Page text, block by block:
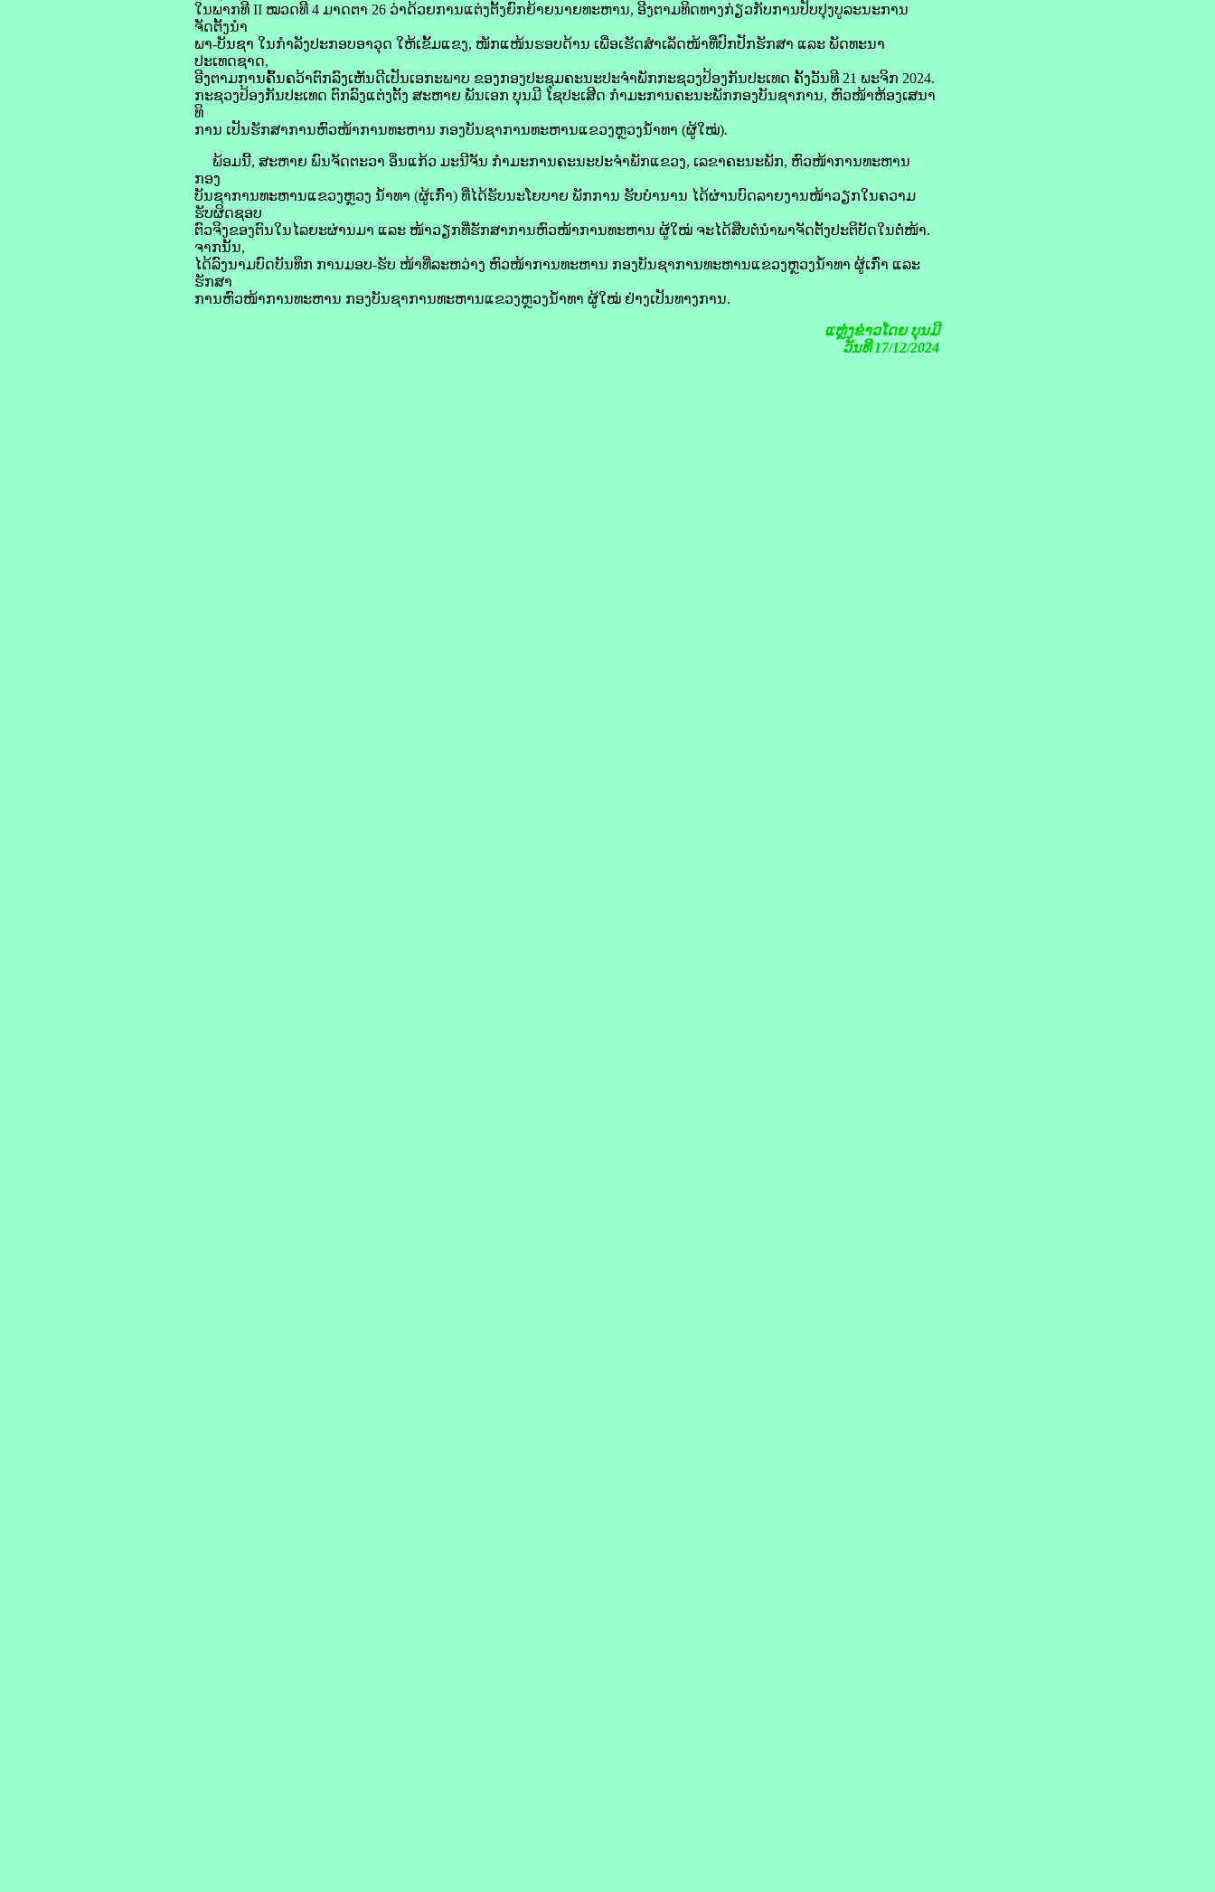
ໃນພາກທີ II ໝວດທີ 4 ມາດຕາ 26 ວ່າດ້ວຍການແຕ່ງຕັ້ງຍົກຍ້າຍນາຍທະຫານ, ອີງຕາມທິດທາງກ່ຽວກັບການປັບປຸງບູລະນະການ
ຈັດຕັ້ງນຳ
ພາ-ບັນຊາ ໃນກຳລັງປະກອບອາວຸດ ໃຫ້ເຂັ້ມແຂງ, ໜັກແໜ້ນຮອບດ້ານ ເພື່ອເຮັດສຳເລັດໜ້າທີ່ປົກປັກຮັກສາ ແລະ ພັດທະນາ
ປະເທດຊາດ,
ອີງຕາມການຄົ້ນຄວ້າຕົກລົງເຫັນດີເປັນເອກະພາບ ຂອງກອງປະຊຸມຄະນະປະຈຳພັກກະຊວງປ້ອງກັນປະເທດ ຄັ້ງວັນທີ 21 ພະຈິກ 2024.
ກະຊວງປ້ອງກັນປະເທດ ຕົກລົງແຕ່ງຕັ້ງ ສະຫາຍ ພັນເອກ ບຸນມີ ໄຊປະເສີດ ກຳມະການຄະນະພັກກອງບັນຊາການ, ຫົວໜ້າຫ້ອງເສນາ
ທິ
ການ ເປັນຮັກສາການຫົວໜ້າການທະຫານ ກອງບັນຊາການທະຫານແຂວງຫຼວງນໍ້າທາ (ຜູ້ໃໝ່).
ພ້ອມນີ້, ສະຫາຍ ພົນຈັດຕະວາ ອິ່ນແກ້ວ ມະນີຈັນ ກຳມະການຄະນະປະຈຳພັກແຂວງ, ເລຂາຄະນະພັກ, ຫົວໜ້າການທະຫານ
ກອງ
ບັນຊາການທະຫານແຂວງຫຼວງ ນໍ້າທາ (ຜູ້ເກົ່າ) ທີ່ໄດ້ຮັບນະໂຍບາຍ ພັກການ ຮັບບໍານານ ໄດ້ຜ່ານບົດລາຍງານໜ້າວຽກໃນຄວາມ
ຮັບຜິດຊອບ
ຕົວຈິງຂອງຕົນໃນໄລຍະຜ່ານມາ ແລະ ໜ້າວຽກທີ່ຮັກສາການຫົວໜ້າການທະຫານ ຜູ້ໃໝ່ ຈະໄດ້ສືບຕໍ່ນໍາພາຈັດຕັ້ງປະຕິບັດໃນຕໍ່ໜ້າ.
ຈາກນັ້ນ,
ໄດ້ລົງນາມບົດບັນທຶກ ການມອບ-ຮັບ ໜ້າທີ່ລະຫວ່າງ ຫົວໜ້າການທະຫານ ກອງບັນຊາການທະຫານແຂວງຫຼວງນໍ້າທາ ຜູ້ເກົ່າ ແລະ
ຮັກສາ
ການຫົວໜ້າການທະຫານ ກອງບັນຊາການທະຫານແຂວງຫຼວງນໍ້າທາ ຜູ້ໃໝ່ ຢ່າງເປັນທາງການ.
ແຫຼ່ງຂ່າວໂດຍ ບຸນມີ
ວັນທີ 17/12/2024